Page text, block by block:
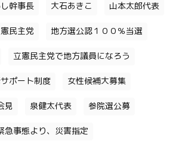
幹事長 大石あきこ 山本太郎代表
民主党 地方選公認１００％当選
立憲民主党で地方議員になろう
ポート制度 女性候補大募集
見 泉健太代表 参院選公募
急事態より、災害指定